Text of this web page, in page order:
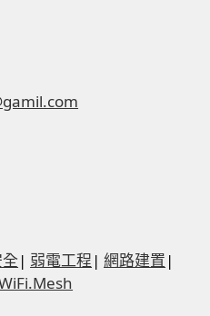
| 弱電工程 |網路建置 |